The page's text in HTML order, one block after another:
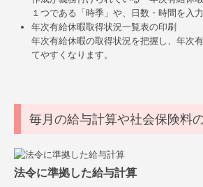
１つである「時季」や、日数・時間を入力
年次有給休暇取得状況一覧表の印刷
年次有給休暇の取得状況を把握し、年次
てやすくなります。
毎月の給与計算や社会保険料
法令に準拠した給与計算